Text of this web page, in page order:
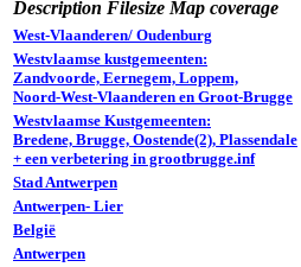
Description Filesize Map coverage
West-Vlaanderen/ Oudenburg
Westvlaamse kustgemeenten:
Zandvoorde, Eernegem, Loppem,
Noord-West-Vlaanderen en Groot-Brugge
Westvlaamse Kustgemeenten:
Bredene, Brugge, Oostende(2), Plassendale
+ een verbetering in grootbrugge.inf
Stad Antwerpen
Antwerpen- Lier
België
Antwerpen